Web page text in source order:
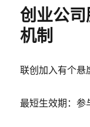
创业公
机制
联创加入有个悬
最短生效期：参